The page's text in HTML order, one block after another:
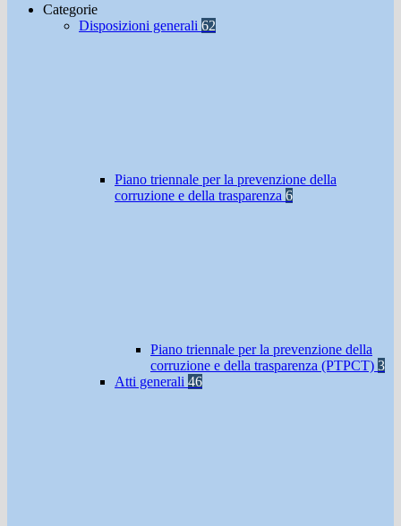
Categorie
Disposizioni generali 62
Piano triennale per la prevenzione della
corruzione e della trasparenza 6
Piano triennale per la prevenzione della
corruzione e della trasparenza (PTPCT) 3
Atti generali 46